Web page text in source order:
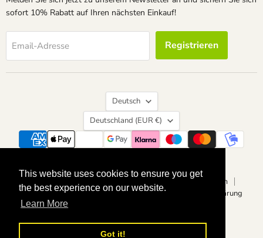
This website uses cookies to ensure you get
the best experience on our website.
Learn More
Got it!
This website uses cookies to ensure you get
the best experience on our website.
Learn More
Got it!
sofort 10% Rabatt auf Ihren nächsten Einkauf!
Email-Adresse Registrieren
Sprache
Deutsch
Land
Deutschland (EUR €)
Suchen Kontakt Über uns
Widerrufsrecht
Vertrag widerrufen
Datenschutzerklärung
Impressum
Allgemeine Geschäftsbedingungen
Barrierefreiheitserklärung
Powered by Shopify